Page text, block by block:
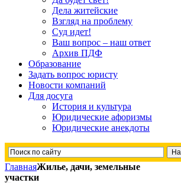
Дела житейские
Взгляд на проблему
Суд идет!
Ваш вопрос – наш ответ
Архив ПДФ
Образование
Задать вопрос юристу
Новости компаний
Для досуга
История и культура
Юридические афоризмы
Юридические анекдоты
ГлавнаяЖилье, дачи, земельные
участки